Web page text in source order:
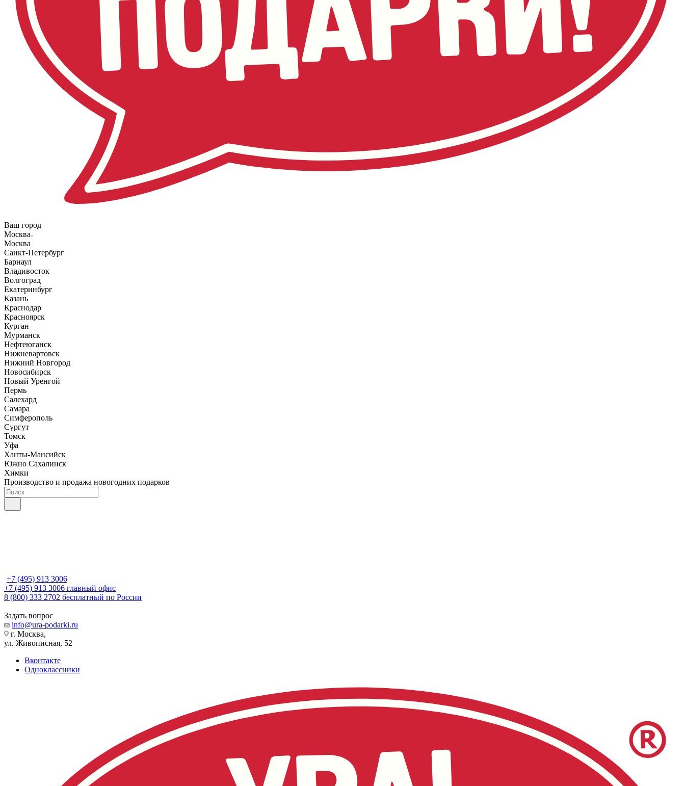
Ваш город
Москва
Москва
Санкт-Петербург
Барнаул
Владивосток
Волгоград
Екатеринбург
Казань
Краснодар
Красноярск
Курган
Мурманск
Нефтеюганск
Нижневартовск
Нижний Новгород
Новосибирск
Новый Уренгой
Пермь
Салехард
Самара
Симферополь
Сургут
Томск
Уфа
Ханты-Мансийск
Южно Сахалинск
Химки
Производство и продажа новогодних подарков
+7 (495) 913 3006
+7 (495) 913 3006 главный офис
8 (800) 333 2702 бесплатный по России
Задать вопрос
info@ura-podarki.ru
г. Москва,
ул. Живописная, 52
Вконтакте
Одноклассники